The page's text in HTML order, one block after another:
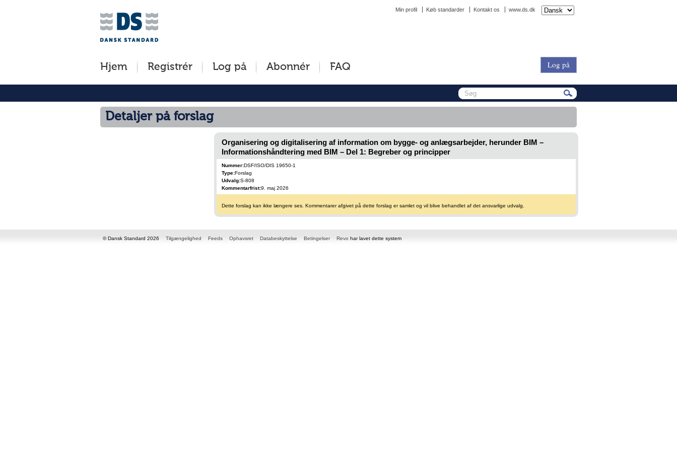
Min profil Køb standarder Kontakt os www.ds.dk
Hjem Registrér Log på Abonnér FAQ Log på
Detaljer på forslag
Organisering og digitalisering af information om bygge- og anlægsarbejder, herunder BIM –
Informationshåndtering med BIM – Del 1: Begreber og principper
Nummer:DSF/ISO/DIS 19650-1
Type:Forslag
Udvalg:S-808
Kommentarfrist:9. maj 2026
Dette forslag kan ikke længere ses. Kommentarer afgivet på dette forslag er samlet og vil blive behandlet af det ansvarlige udvalg.
© Dansk Standard 2026 Tilgængelighed Feeds Ophavsret Databeskyttelse Betingelser Revo har lavet dette system